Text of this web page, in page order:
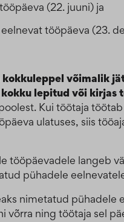
(22. juuni) ja
tööpäeva (23.
kokkuleppel võimalik
lepitud või kirjas
Kui töötaja
ulatuses, siis
tööpäevadele langeb
pühadele
nimetatud pühadele
võrra ning töötaja sel